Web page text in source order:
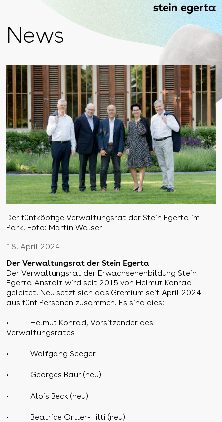
News
Der fünfköpfige Verwaltungsrat der Stein Egerta im
Park. Foto: Martin Walser
18. April 2024
Der Verwaltungsrat der Stein Egerta
Der Verwaltungsrat der Erwachsenenbildung Stein
Egerta Anstalt wird seit 2015 von Helmut Konrad
geleitet. Neu setzt sich das Gremium seit April 2024
aus fünf Personen zusammen. Es sind dies:
•
Helmut Konrad, Vorsitzender des
Verwaltungsrates
• Wolfgang Seeger
• Georges Baur (neu)
• Alois Beck (neu)
• Beatrice Ortler-Hilti (neu)